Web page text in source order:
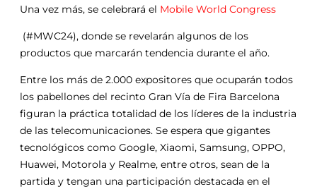
Una vez más, se celebrará el Mobile World Congress
(#MWC24), donde se revelarán algunos de los
productos que marcarán tendencia durante el año.
Entre los más de 2.000 expositores que ocuparán todos
los pabellones del recinto Gran Vía de Fira Barcelona
figuran la práctica totalidad de los líderes de la industria
de las telecomunicaciones. Se espera que gigantes
tecnológicos como Google, Xiaomi, Samsung, OPPO,
Huawei, Motorola y Realme, entre otros, sean de la
partida y tengan una participación destacada en el